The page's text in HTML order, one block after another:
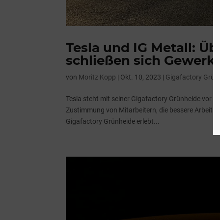
Tesla und IG Metall:
schließen sich
von Moritz Kopp | Okt. 10, 2023 | Gigafactory
Tesla steht mit seiner Gigafactory Grünheide vor
Zustimmung von Mitarbeitern, die bessere
Gigafactory Grünheide erlebt...